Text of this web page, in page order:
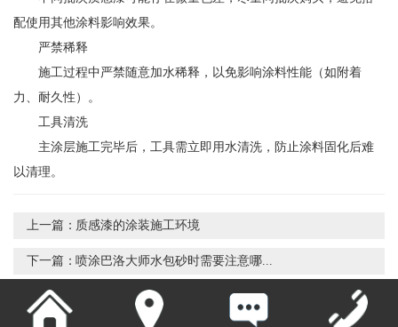
配使用其他涂料影响效果。
严禁稀释
施工过程中严禁随意加水稀释，以免影响涂料性能（如附着
力、耐久性）。
工具清洗
主涂层施工完毕后，工具需立即用水清洗，防止涂料固化后难
以清理。
上一篇： 质感漆的涂装施工环境
下一篇：喷涂巴洛大师水包砂时需要注意哪...